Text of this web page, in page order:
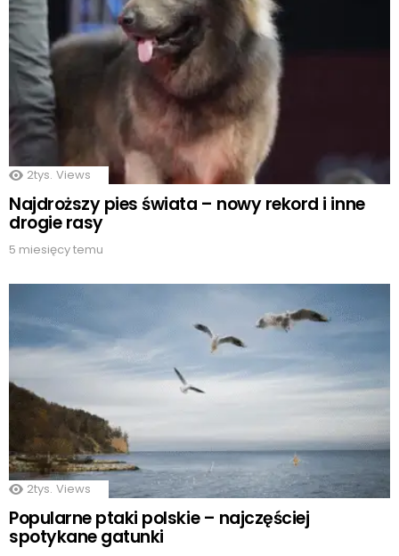
2tys. Views
Najdroższy pies świata – nowy rekord i inne
drogie rasy
5 miesięcy temu
2tys. Views
Popularne ptaki polskie – najczęściej
spotykane gatunki